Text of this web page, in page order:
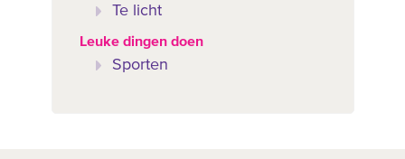
Te licht
Leuke dingen doen
Sporten